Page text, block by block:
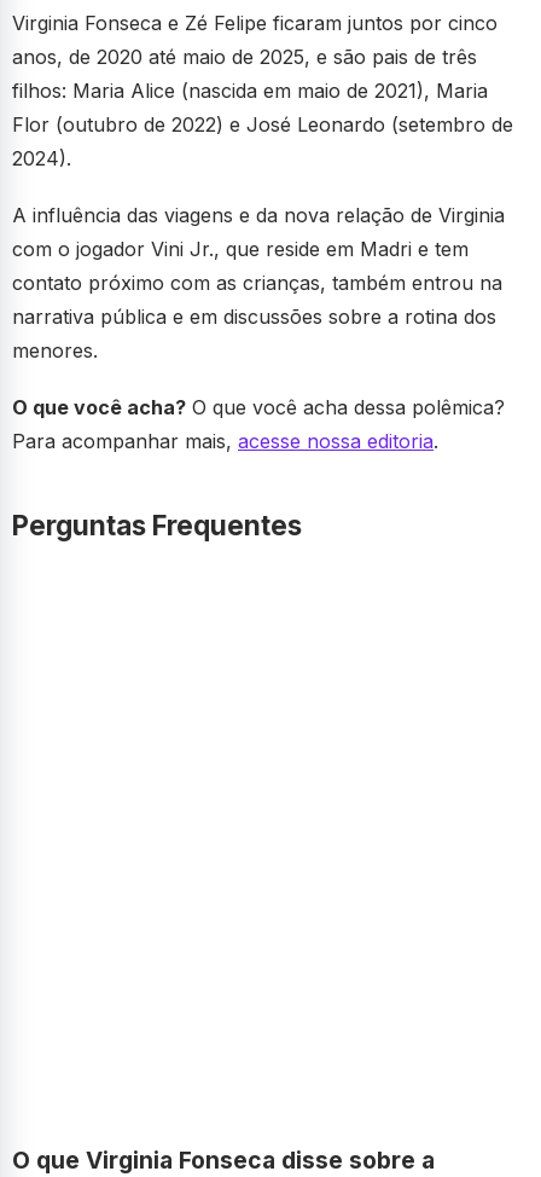
Virginia Fonseca e Zé Felipe ficaram juntos por cinco
anos, de 2020 até maio de 2025, e são pais de três
filhos: Maria Alice (nascida em maio de 2021), Maria
Flor (outubro de 2022) e José Leonardo (setembro de
2024).
A influência das viagens e da nova relação de Virginia
com o jogador Vini Jr., que reside em Madri e tem
contato próximo com as crianças, também entrou na
narrativa pública e em discussões sobre a rotina dos
menores.
O que você acha? O que você acha dessa polêmica?
Para acompanhar mais, acesse nossa editoria.
Perguntas Frequentes
O que Virginia Fonseca disse sobre a